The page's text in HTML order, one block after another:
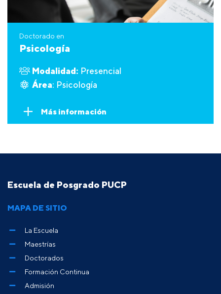
Doctorado en
Psicología
Modalidad: Presencial
Área: Psicología
Más información
Escuela de Posgrado PUCP
MAPA DE SITIO
La Escuela
Maestrías
Doctorados
Formación Continua
Admisión